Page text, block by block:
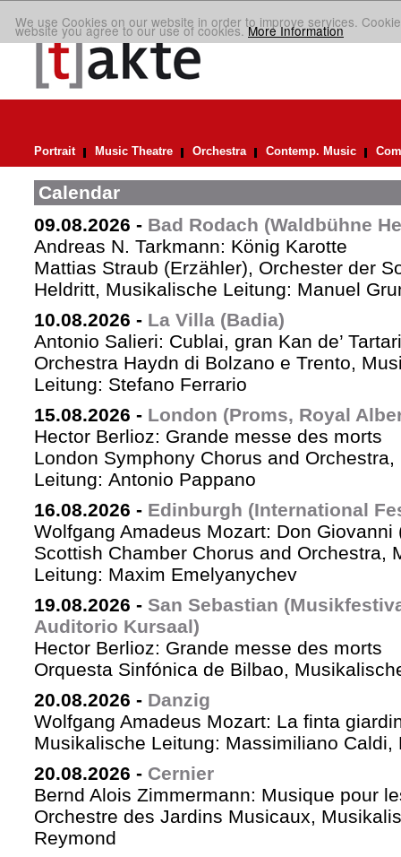
We use Cookies on our website in order to improve services.
website you agree to our use of cookies.More Information
Portrait Music Theatre Orchestra Contemp. Music
Calendar
09.08.2026 - Bad Rodach (Waldbühne
Andreas N. Tarkmann: König Karotte
Mattias Straub (Erzähler), Orchester der
Heldritt, Musikalische Leitung: Manuel
10.08.2026 - La Villa (Badia)
Antonio Salieri: Cublai, gran Kan de’
Orchestra Haydn di Bolzano e Trento,
Leitung: Stefano Ferrario
15.08.2026 - London (Proms, Royal
Hector Berlioz: Grande messe des morts
London Symphony Chorus and
Leitung: Antonio Pappano
16.08.2026 - Edinburgh (International
Wolfgang Amadeus Mozart: Don Giovanni
Scottish Chamber Chorus and Orchestra,
Leitung: Maxim Emelyanychev
19.08.2026 - San Sebastian
Auditorio Kursaal)
Hector Berlioz: Grande messe des morts
Orquesta Sinfónica de Bilbao,
20.08.2026 - Danzig
Wolfgang Amadeus Mozart: La finta
Musikalische Leitung: Massimiliano Caldi,
20.08.2026 - Cernier
Bernd Alois Zimmermann: Musique pour
Orchestre des Jardins Musicaux,
Reymond